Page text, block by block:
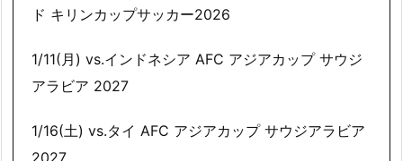
ド キリンカップサッカー2026
1/11(月) vs.インドネシア AFC アジアカップ サウジ
アラビア 2027
1/16(土) vs.タイ AFC アジアカップ サウジアラビア
2027